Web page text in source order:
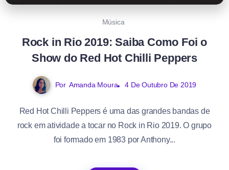
Música
Rock in Rio 2019: Saiba Como Foi o
Show do Red Hot Chilli Peppers
Por Amanda Moura 4 De Outubro De 2019
Red Hot Chilli Peppers é uma das grandes bandas de
rock em atividade a tocar no Rock in Rio 2019. O grupo
foi formado em 1983 por Anthony...